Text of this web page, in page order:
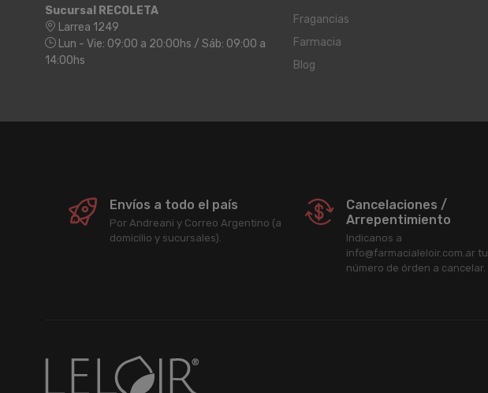
Sucursal RECOLETA
Larrea 1249
Lun - Vie: 09:00 a 20:00hs / Sáb: 09:00 a
14:00hs
Fragancias
Farmacia
Blog
Envíos a todo el país
Por Andreani y Correo Argentino (a
domicilio y sucursales).
Cancelaciones /
Arrepentimiento
Indicanos a
info@farmacialeloir.com.ar tu
número de órden a cancelar.